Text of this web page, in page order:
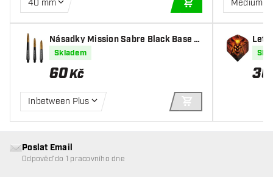
40 mm
PŘIDAT DO KOŠÍKU
Násadky Mission Sabre Black Base G
old
Skladem
60Kč
Inbetween Plus
PŘIDAT DO KOŠÍKU
Medium
30
Poslat Email
Odpověď do 1 pracovního dne